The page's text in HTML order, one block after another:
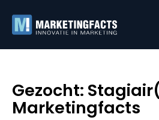
Gezocht:
Marketingfacts